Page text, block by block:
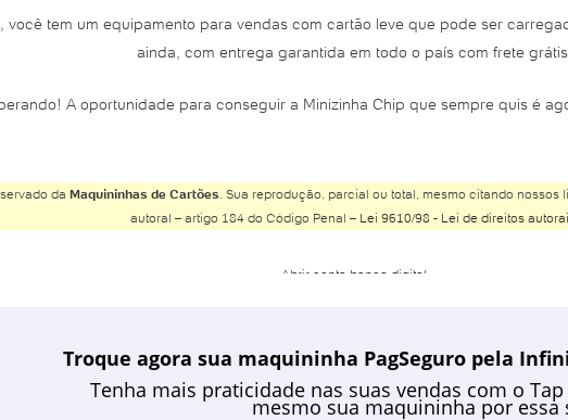
você tem um equipamento para vendas com cartão leve que pode ser
ainda, com entrega garantida em todo o país com frete
A oportunidade para conseguir a Minizinha Chip que sempre quis é
da Maquininhas de Cartões . Sua reprodução, parcial ou total, mesmo citando
autoral – artigo 184 do Código Penal – Lei 9610/98 - Lei de direitos
Abrir conta banco digital
Abrir conta Banco Safra
Abrir conta BMG
Troque agora sua maquininha PagSeguro pela
Tenha mais praticidade nas suas vendas com o
mesmo sua maquininha por essa